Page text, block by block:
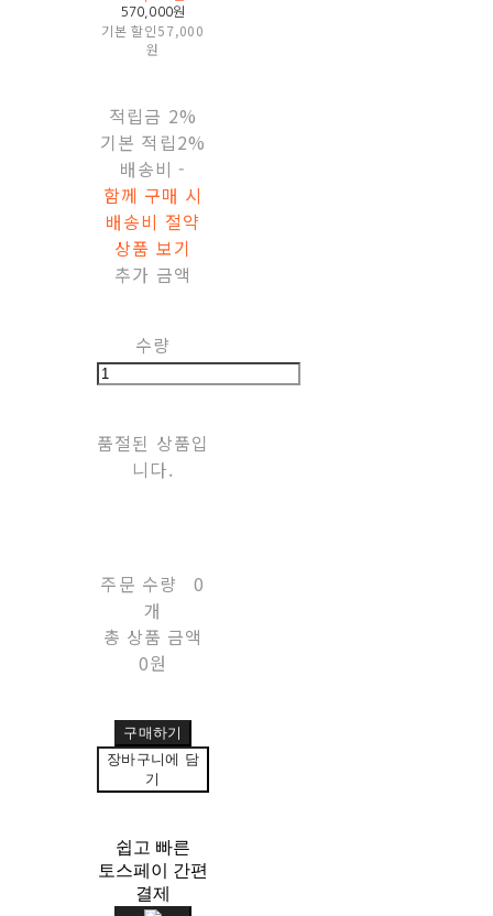
570,000원
기본 할인57,000
원
적립금 2%
기본 적립2%
배송비 -
함께 구매 시
배송비 절약
상품 보기
추가 금액
수량
품절된 상품입
니다.
주문 수량
0
개
총 상품 금액
0원
구매하기
장바구니에 담
기
쉽고 빠른
토스페이 간편
결제